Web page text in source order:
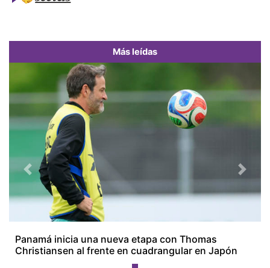
Más leídas
Panamá inicia una nueva etapa con Thomas
Christiansen al frente en cuadrangular en Japón
Previous Next